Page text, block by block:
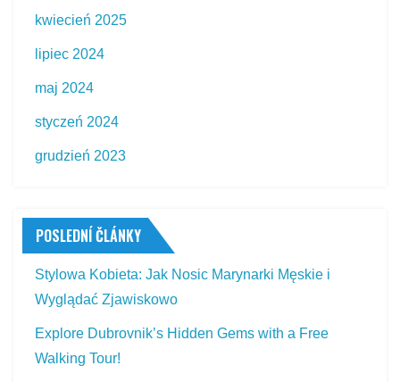
kwiecień 2025
lipiec 2024
maj 2024
styczeń 2024
grudzień 2023
POSLEDNÍ ČLÁNKY
Stylowa Kobieta: Jak Nosic Marynarki Męskie i
Wyglądać Zjawiskowo
Explore Dubrovnik’s Hidden Gems with a Free
Walking Tour!